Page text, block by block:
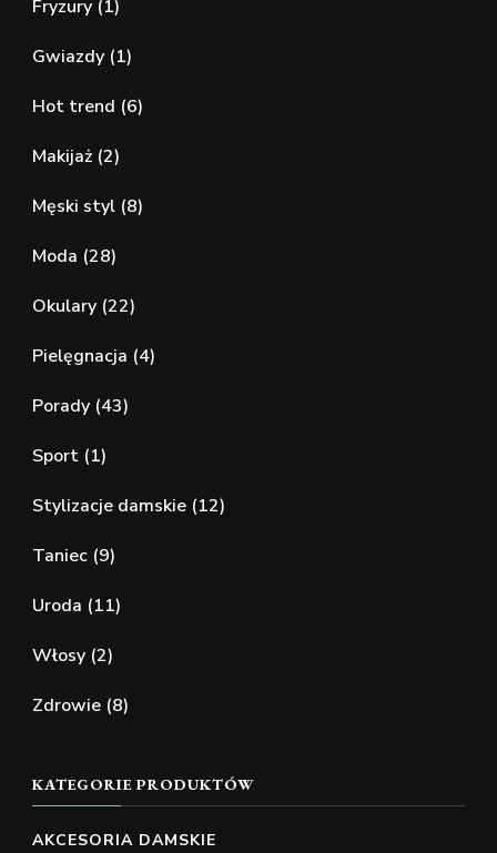
Fryzury (1)
Gwiazdy (1)
Hot trend (6)
Makijaż (2)
Męski styl (8)
Moda (28)
Okulary (22)
Pielęgnacja (4)
Porady (43)
Sport (1)
Stylizacje damskie (12)
Taniec (9)
Uroda (11)
Włosy (2)
Zdrowie (8)
KATEGORIE PRODUKTÓW
AKCESORIA DAMSKIE